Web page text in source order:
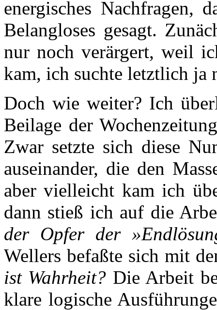
energisches Nachfragen,
Belangloses gesagt.
nur noch verärgert, weil
kam, ich suchte letztlich ja
Doch wie weiter? Ich
Beilage der
Zwar setzte sich diese
auseinander, die den
aber vielleicht kam ich
dann stieß ich auf die
der Opfer der
Wellers befaßte sich mit
ist Wahrheit? Die Arbeit
klare logische